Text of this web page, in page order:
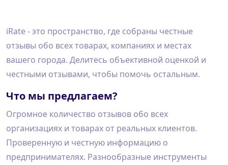
iRate - это пространство, где собраны честные
отзывы обо всех товарах, компаниях и местах
вашего города. Делитесь объективной оценкой и
честными отзывами, чтобы помочь остальным.
Что мы предлагаем?
Огромное количество отзывов обо всех
организациях и товарах от реальных клиентов.
Проверенную и честную информацию о
предпринимателях. Разнообразные инструменты